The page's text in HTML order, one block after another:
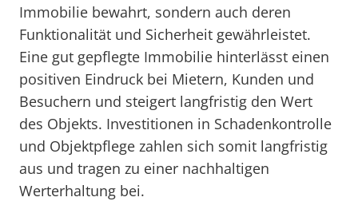
Immobilie bewahrt, sondern auch deren
Funktionalität und Sicherheit gewährleistet.
Eine gut gepflegte Immobilie hinterlässt einen
positiven Eindruck bei Mietern, Kunden und
Besuchern und steigert langfristig den Wert
des Objekts. Investitionen in Schadenkontrolle
und Objektpflege zahlen sich somit langfristig
aus und tragen zu einer nachhaltigen
Werterhaltung bei.